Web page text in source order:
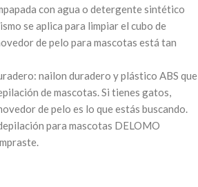
con agua o detergente sintético
se aplica para limpiar el cubo de
de pelo para mascotas está tan
nailon duradero y plástico ABS que
de mascotas. Si tienes gatos,
de pelo es lo que estás buscando.
para mascotas DELOMO